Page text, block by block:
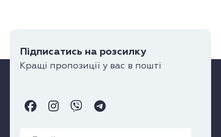
Підписатись на розсилку
Кращі пропозиції у вас в пошті